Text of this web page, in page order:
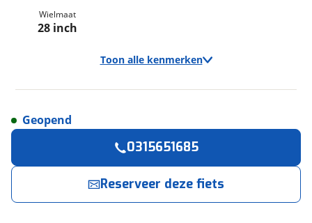
Wielmaat
28 inch
Toon alle kenmerken
E-lane
Soort fiets
Stadsfiets
Geopend
0315651685
Reserveer deze fiets
Reserveernu!
Harm Takke Tweewielers neemt snel contact